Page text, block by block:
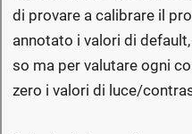
di provare a calibrare il
annotato i valori di
so ma per valutare ogni
zero i valori di luce/